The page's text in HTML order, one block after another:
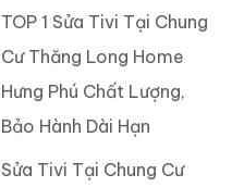
TOP 1 Sửa Tivi Tại Chung
Cư Thăng Long Home
Hưng Phú Chất Lượng,
Bảo Hành Dài Hạn
Sửa Tivi Tại Chung Cư